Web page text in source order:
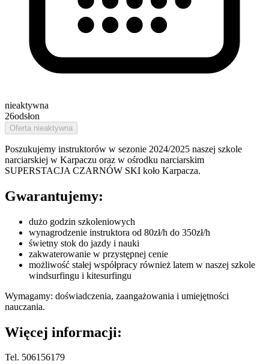
nieaktywna
26odsłon
Oferta nieaktywna
Poszukujemy instruktorów w sezonie 2024/2025 naszej szkole
narciarskiej w Karpaczu oraz w ośrodku narciarskim
SUPERSTACJA CZARNÓW SKI koło Karpacza.
Gwarantujemy:
dużo godzin szkoleniowych
wynagrodzenie instruktora od 80zł/h do 350zł/h
świetny stok do jazdy i nauki
zakwaterowanie w przystępnej cenie
możliwość stałej współpracy również latem w naszej szkole
windsurfingu i kitesurfingu
Wymagamy: doświadczenia, zaangażowania i umiejętności
nauczania.
Więcej informacji:
Tel. 506156179